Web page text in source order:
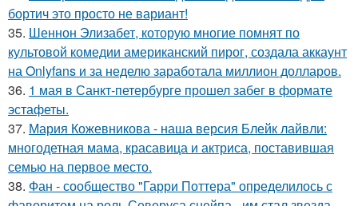
бортич это просто не вариант!
35. Шеннон Элизабет, которую многие помнят по
культовой комедии американский пирог, создала аккаунт
на Onlyfans и за неделю заработала миллион долларов.
36. 1 мая в Санкт-петербурге прошел забег в формате
эстафеты.
37. Мария Кожевникова - наша версия Блейк лайвли:
многодетная мама, красавица и актриса, поставившая
семью на первое место.
38. Фан - сообщество "Гарри Поттера" определилось с